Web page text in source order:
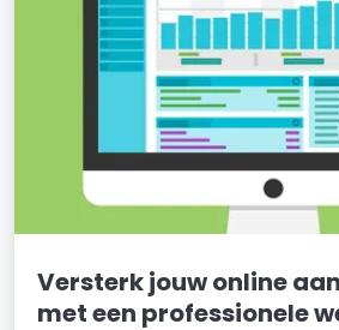
Versterk jouw online
met een professionele